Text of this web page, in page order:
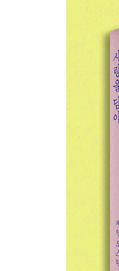
너는 사랑받
커샌드라의
이별의 순간
의식은 고요